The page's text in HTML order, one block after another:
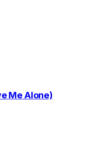
Me Alone)